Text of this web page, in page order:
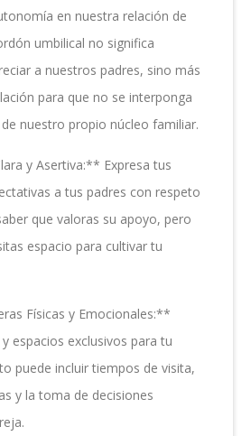
en nuestra relación de
umbilical no significa
a nuestros padres, sino más
para que no se interponga
nuestro propio núcleo familiar.
y Asertiva:** Expresa tus
a tus padres con respeto
que valoras su apoyo, pero
espacio para cultivar tu
Físicas y Emocionales:**
espacios exclusivos para tu
puede incluir tiempos de visita,
y la toma de decisiones